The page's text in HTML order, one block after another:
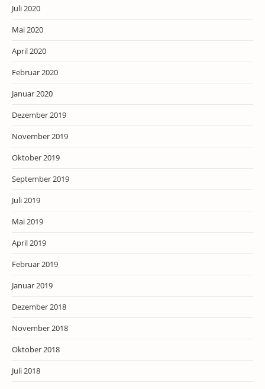
Juli 2020
Mai 2020
April 2020
Februar 2020
Januar 2020
Dezember 2019
November 2019
Oktober 2019
September 2019
Juli 2019
Mai 2019
April 2019
Februar 2019
Januar 2019
Dezember 2018
November 2018
Oktober 2018
Juli 2018